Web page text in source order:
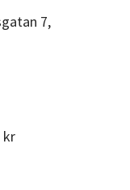
7,
kr